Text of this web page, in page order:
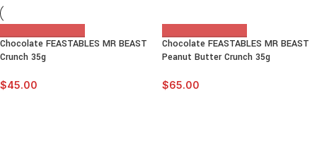
Chocolate FEASTABLES MR BEAST
Crunch 35g
$45.00
Chocolate FEASTABLES MR BEAST
Peanut Butter Crunch 35g
$65.00